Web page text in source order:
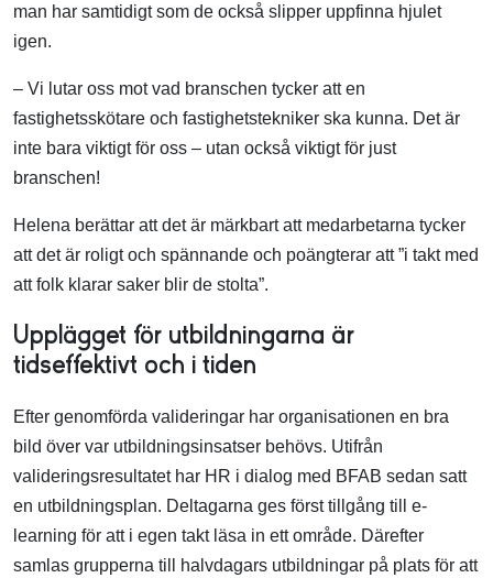
man har samtidigt som de också slipper uppfinna hjulet
igen.
– Vi lutar oss mot vad branschen tycker att en
fastighetsskötare och fastighetstekniker ska kunna. Det är
inte bara viktigt för oss – utan också viktigt för just
branschen!
Helena berättar att det är märkbart att medarbetarna tycker
att det är roligt och spännande och poängterar att ”i takt med
att folk klarar saker blir de stolta”.
Upplägget för utbildningarna är
tidseffektivt och i tiden
Efter genomförda valideringar har organisationen en bra
bild över var utbildningsinsatser behövs. Utifrån
valideringsresultatet har HR i dialog med BFAB sedan satt
en utbildningsplan. Deltagarna ges först tillgång till e-
learning för att i egen takt läsa in ett område. Därefter
samlas grupperna till halvdagars utbildningar på plats för att